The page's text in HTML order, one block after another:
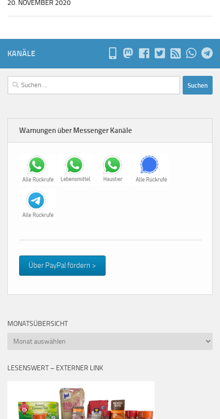
20. NOVEMBER 2020
KANÄLE
Suchen
nach:
Warnungen über Messenger Kanäle
Über PayPal fördern >
MONATSÜBERSICHT
Monatsübersicht
LESENSWERT – EXTERNER LINK